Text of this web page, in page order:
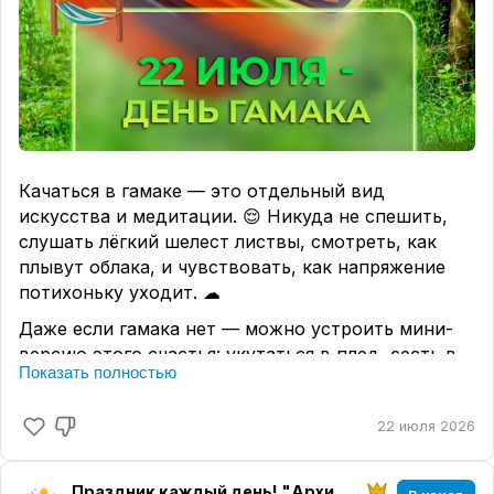
Качаться в гамаке — это отдельный вид
искусства и медитации. 😌 Никуда не спешить,
слушать лёгкий шелест листвы, смотреть, как
плывут облака, и чувствовать, как напряжение
потихоньку уходит. ☁
Даже если гамака нет — можно устроить мини-
версию этого счастья: укутаться в плед, сесть в
уютное кресло и на пять минут забыть про все
безопасности и мне хорошо». ❤
А если есть возможность — обязательно
Показать полностью
22 июля 2026